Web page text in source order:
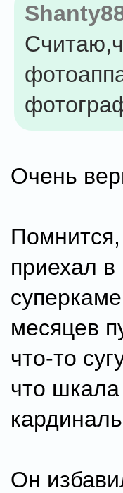
Очень
приехал
месяцев
что-то
что
Он